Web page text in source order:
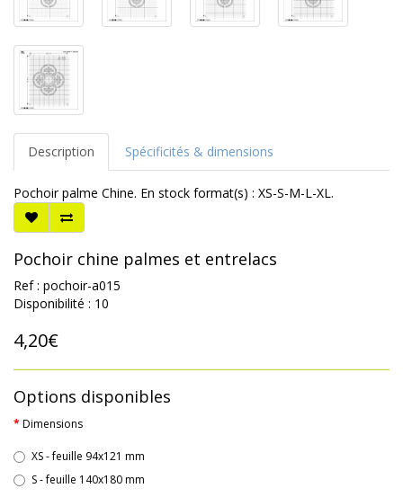
Description Spécificités & dimensions
Pochoir palme Chine. En stock format(s) : XS-S-M-L-XL.
Pochoir chine palmes et entrelacs
Ref : pochoir-a015
Disponibilité : 10
4,20€
Options disponibles
Dimensions
XS - feuille 94x121 mm
S - feuille 140x180 mm